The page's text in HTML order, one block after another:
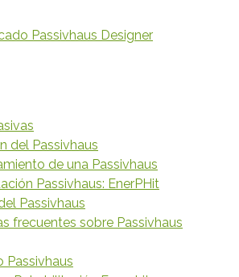
del Passivhaus
de una Passivhaus
Passivhaus: EnerPHit
Passivhaus
frecuentes sobre Passivhaus
Passivhaus